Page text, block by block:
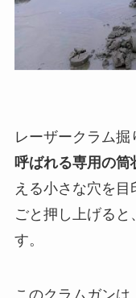
レーザークラム掘
呼ばれる専用の筒
える小さな穴を
ごと押し上げると
す。
このクラムガン